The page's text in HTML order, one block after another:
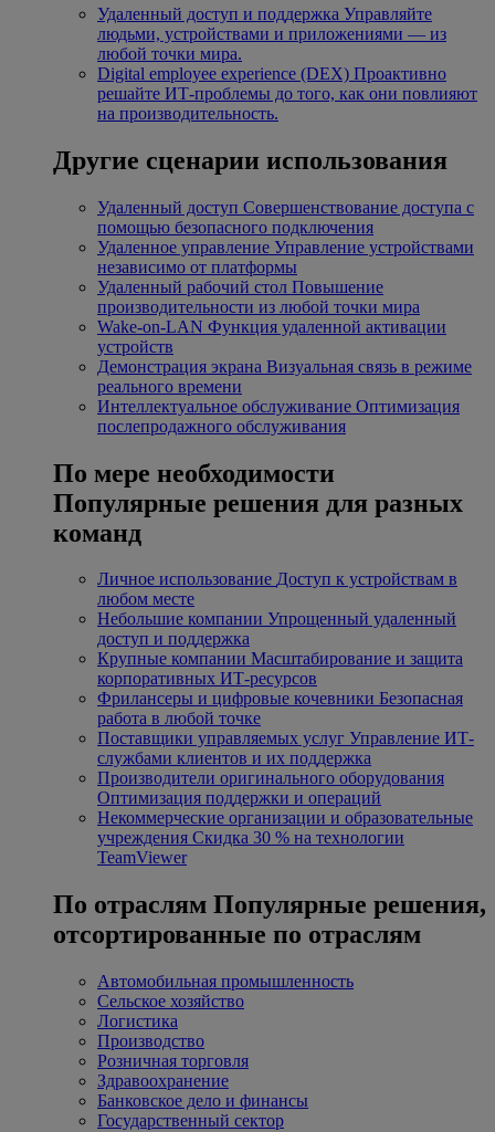
Удаленный доступ и поддержка Управляйте
людьми, устройствами и приложениями — из
любой точки мира.
Digital employee experience (DEX) Проактивно
решайте ИТ-проблемы до того, как они повлияют
на производительность.
Другие сценарии использования
Удаленный доступ Совершенствование доступа с
помощью безопасного подключения
Удаленное управление Управление устройствами
независимо от платформы
Удаленный рабочий стол Повышение
производительности из любой точки мира
Wake-on-LAN Функция удаленной активации
устройств
Демонстрация экрана Визуальная связь в режиме
реального времени
Интеллектуальное обслуживание Оптимизация
послепродажного обслуживания
По мере необходимости
Популярные решения для разных
команд
Личное использование Доступ к устройствам в
любом месте
Небольшие компании Упрощенный удаленный
доступ и поддержка
Крупные компании Масштабирование и защита
корпоративных ИТ-ресурсов
Фрилансеры и цифровые кочевники Безопасная
работа в любой точке
Поставщики управляемых услуг Управление ИТ-
службами клиентов и их поддержка
Производители оригинального оборудования
Оптимизация поддержки и операций
Некоммерческие организации и образовательные
учреждения Скидка 30 % на технологии
TeamViewer
По отраслям Популярные решения,
отсортированные по отраслям
Автомобильная промышленность
Сельское хозяйство
Логистика
Производство
Розничная торговля
Здравоохранение
Банковское дело и финансы
Государственный сектор